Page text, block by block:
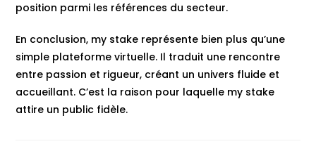
position parmi les références du secteur.
En conclusion, my stake représente bien plus qu’une
simple plateforme virtuelle. Il traduit une rencontre
entre passion et rigueur, créant un univers fluide et
accueillant. C’est la raison pour laquelle my stake
attire un public fidèle.